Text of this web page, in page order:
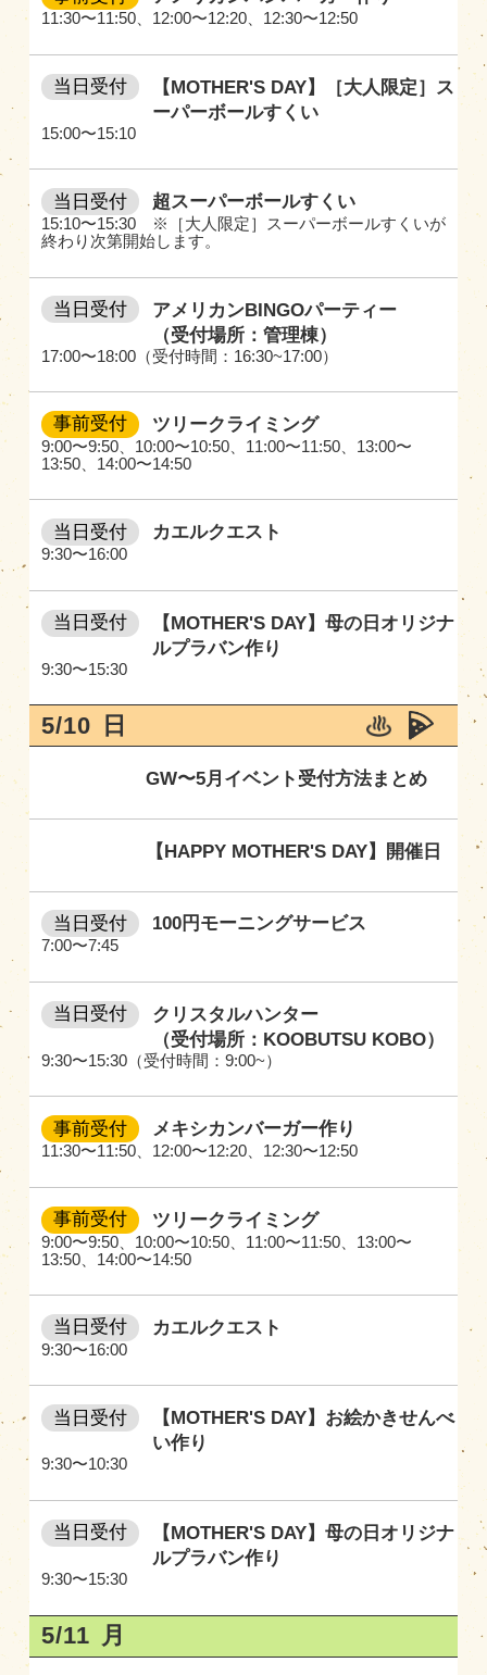
11:30〜11:50 12:00〜12:20 12:30〜12:50
15:00〜15:10
当日受付
【MOTHER'S DAY】［大人限定］ス
ーパーボールすくい
15:10〜15:30 ※［大人限定］スーパーボールすくいが
終わり次第開始します。
当日受付 超スーパーボールすくい
17:00〜18:00（受付時間：16:30~17:00）
当日受付
アメリカンBINGOパーティー
（受付場所：管理棟）
9:00〜9:50 10:00〜10:50 11:00〜11:50
13:00〜
13:50
14:00〜14:50
事前受付 ツリークライミング
9:30〜16:00
当日受付 カエルクエスト
9:30〜15:30
当日受付
【MOTHER'S DAY】母の日オリジナ
ルプラバン作り
5/10 日
GW〜5月イベント受付方法まとめ
【HAPPY MOTHER'S DAY】開催日
7:00〜7:45
当日受付 100円モーニングサービス
9:30〜15:30（受付時間：9:00~）
当日受付
クリスタルハンター
（受付場所：KOOBUTSU KOBO）
11:30〜11:50 12:00〜12:20 12:30〜12:50
事前受付 メキシカンバーガー作り
9:00〜9:50 10:00〜10:50 11:00〜11:50
13:00〜
13:50
14:00〜14:50
事前受付 ツリークライミング
9:30〜16:00
当日受付 カエルクエスト
9:30〜10:30
当日受付
【MOTHER'S DAY】お絵かきせんべ
い作り
9:30〜15:30
当日受付
【MOTHER'S DAY】母の日オリジナ
ルプラバン作り
5/11 月